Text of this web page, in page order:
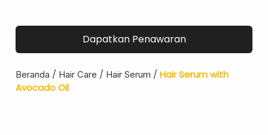
Hair Serum
Conditioner
Hair Oil
Shampoo
Dapatkan Penawaran
Beranda / Hair Care / Hair Serum / Hair Serum with
Avocado Oil